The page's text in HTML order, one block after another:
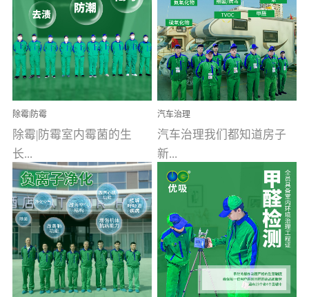
空气污染净化治理）工业
文明的进步，创造了多姿
多彩的家居产品和生活情
调，但也带来了以甲醛为
首的室内...
用行业公认奥维牌消毒
液，具备杀死人体冠状病
毒的功效，杀菌率
99.99%。相对于传统消毒
液来说，无...
除霉|防霉
除霉|防霉室内霉菌的生
长...
受温度、湿度、基质养
分、通风四个条件影响，
温暖潮湿、营养物质多、
通风缓慢的空间最易滋生
大量霉菌的...
汽车治理
汽车治理我们都知道房子
新...
装修完会有甲醛，其实汽
车的甲醛超标问题更为严
重。汽车的空间范围小，
配件、皮具、装饰多，这
些都是汽...